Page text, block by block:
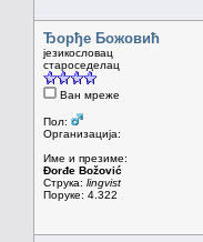
Ђорђе Божовић
језикословац
староседелац
Ван мреже
Пол:
Организација:
Име и презиме:
Đorđe Božović
Струка: lingvist
Поруке: 4.322